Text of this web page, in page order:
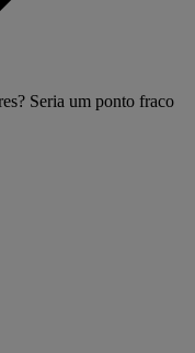
Seria um ponto fraco